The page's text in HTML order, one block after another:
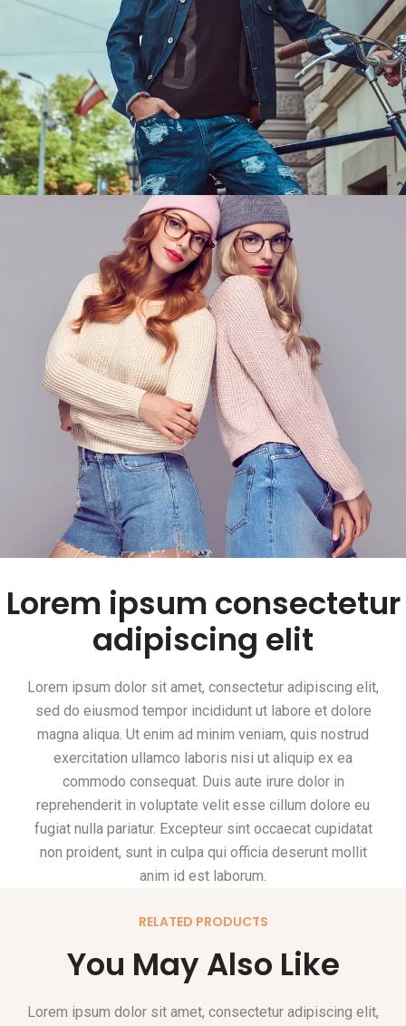
Lorem ipsum consectetur
adipiscing elit
Lorem ipsum dolor sit amet, consectetur adipiscing elit,
sed do eiusmod tempor incididunt ut labore et dolore
magna aliqua. Ut enim ad minim veniam, quis nostrud
exercitation ullamco laboris nisi ut aliquip ex ea
commodo consequat. Duis aute irure dolor in
reprehenderit in voluptate velit esse cillum dolore eu
fugiat nulla pariatur. Excepteur sint occaecat cupidatat
non proident, sunt in culpa qui officia deserunt mollit
anim id est laborum.
RELATED PRODUCTS
You May Also Like
Lorem ipsum dolor sit amet, consectetur adipiscing elit,